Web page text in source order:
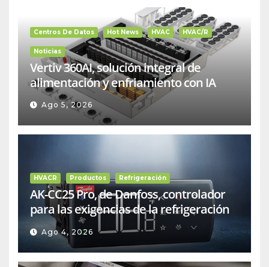
Centros De Datos Hot News HVAC HVAC/R
Noticias
Vertiv 360AI, solución integral de
alimentación y enfriamiento con IA
Ago 5, 2026
HVACR Productos Refrigeración
AK-CC25 Pro, de Danfoss, controlador
para las exigencias de la refrigeración
comercial
Ago 4, 2026